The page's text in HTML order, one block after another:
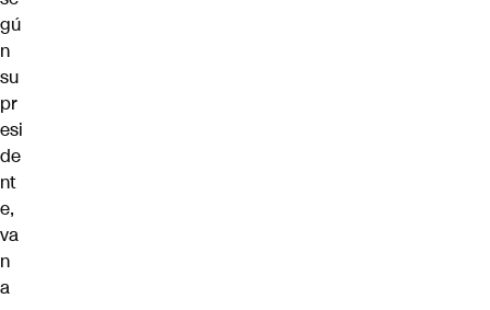
gú
n
su
pr
esi
de
nt
e,
va
n
a